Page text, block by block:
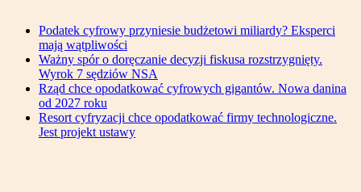
Podatek cyfrowy przyniesie budżetowi miliardy? Eksperci
mają wątpliwości
Ważny spór o doręczanie decyzji fiskusa rozstrzygnięty.
Wyrok 7 sędziów NSA
Rząd chce opodatkować cyfrowych gigantów. Nowa danina
od 2027 roku
Resort cyfryzacji chce opodatkować firmy technologiczne.
Jest projekt ustawy